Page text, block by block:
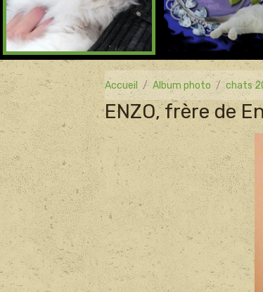
Accueil Album photo chats
ENZO, frère de